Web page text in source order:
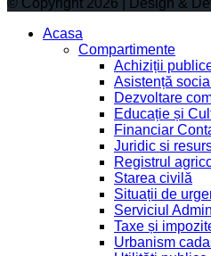
© Copyright 2026 | Design &
Acasa
Compartimente
Achiziții
Asistență
Dezvoltare
Educație și
Financiar
Juridic si
Registrul
Starea civilă
Situații de
Serviciul
Taxe și
Urbanism